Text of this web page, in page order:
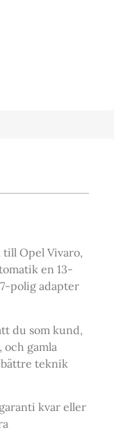
Opel Vivaro,
en 13-
polig adapter
du som kund,
och gamla
teknik
kvar eller